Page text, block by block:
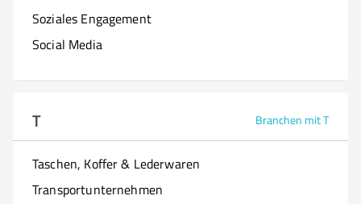
Soziales Engagement
Social Media
T Branchen mit T
Taschen, Koffer & Lederwaren
Transportunternehmen